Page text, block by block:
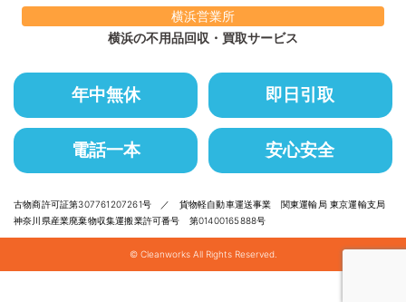
横浜営業所
横浜の不用品回収・買取サービス
年中無休 即日引取
電話一本 安心安全
古物商許可証第307761207261号 ／ 貨物軽自動車運送事業 関東運輸局 東京運輸支局
神奈川県産業廃棄物収集運搬業許可番号 第01400165888号
© Cleanworks All Rights Reserved.